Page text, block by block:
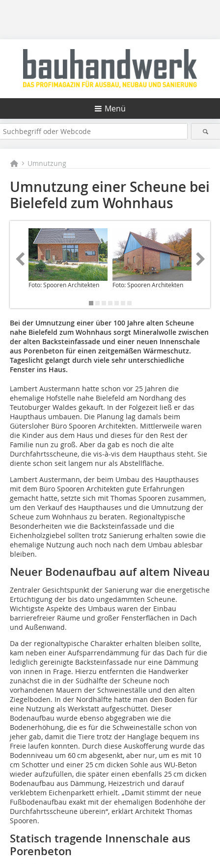
Menü
Umnutzung
Umnutzung einer Scheune bei
Bielefeld zum Wohnhaus
Foto: Spooren Architekten Foto: Spooren Architekten
Bei der Umnutzung einer über 100 Jahre alten Scheune
nahe Bielefeld zum Wohnhaus sorgt Mineralwolle zwischen
der alten Backsteinfassade und einer neuen Innenschale
aus Porenbeton für einen zeitgemäßen Wärmeschutz.
Tageslicht gelangt durch viele sehr unterschiedliche
Fenster ins Haus.
Lambert Austermann hatte schon vor 25 Jahren die
ehemalige Hofstelle nahe Bielefeld am Nordhang des
Teutoburger Waldes gekauft. In der Folgezeit ließ er das
Haupthaus umbauen. Die Planung lag damals beim
Gütersloher Büro Spooren Architekten. Mittlerweile waren
die Kinder aus dem Haus und dieses für den Rest der
Familie nun zu groß. Aber da gab es noch die alte
Durchfahrtsscheune, die vis-à-vis dem Haupthaus steht. Sie
diente schon seit langem nur als Abstellfläche.
Lambert Austermann, der beim Umbau des Haupthauses
mit dem Büro Spooren Architekten gute Erfahrungen
gemacht hatte, setzte sich mit Thomas Spooren zusammen,
um den Verkauf des Haupthauses und die Umnutzung der
Scheue zum Wohnhaus zu beraten. Regionaltypische
Besonderheiten wie die Backsteinfassade und die
Eichenholzgiebel sollten trotz Sanierung erhalten sowie die
ehemalige Nutzung auch noch nach dem Umbau ablesbar
bleiben.
Neuer Bodenaufbau auf altem Niveau
Zentraler Gesichtspunkt der Sanierung war die energetische
Ertüchtigung der bis dato ungedämmten Scheune.
Wichtigste Aspekte des Umbaus waren der Einbau
barrierefreier Räume und großer Fensterflächen in Dach
und Außenwand.
Da der regionaltypische Charakter erhalten bleiben sollte,
kam neben einer Aufsparrendämmung für das Dach für die
lediglich gereinigte Backsteinfassade nur eine Dämmung
von innen in Frage. Hierzu entfernten die Handwerker
zunächst die in der Südhälfte der Scheune noch
vorhandenen Mauern der Schweineställe und den alten
Ziegelboden. In der Nordhälfte hatte man den Boden für
eine Nutzung als Werkstatt aufgeschüttet. Dieser
Bodenaufbau wurde ebenso abgegraben wie die
Bodenerhöhung, die es für die Schweineställe schon von
jeher gab, damit die Tiere trotz der Hanglage bequem ins
Freie laufen konnten. Durch diese Auskofferung wurde das
Bodenniveau um 60 cm abgesenkt, aber nur, um es mit 10
cm Schotter und einer 25 cm dicken Sohle aus WU-Beton
wieder aufzufüllen, die später einen ebenfalls 25 cm dicken
Bodenaufbau aus Dämmung, Heizestrich und darauf
verklebtem Eichenparkett erhielt. „Damit stimmt der neue
Fußbodenaufbau exakt mit der ehemaligen Bodenhöhe der
Durchfahrtsscheune überein“, erklärt Architekt Thomas
Spooren.
Statisch tragende Innenschale aus
Porenbeton